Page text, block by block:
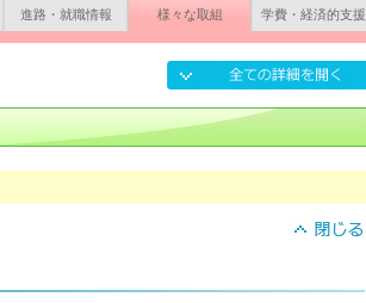
進路・就職情報 様々な取組 学費・経済的支援